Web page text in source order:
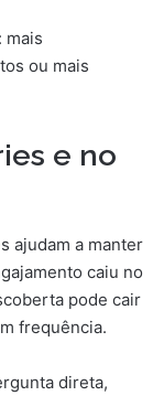
mais
ou mais
e no
ajudam a manter
caiu no
pode cair
frequência.
direta,